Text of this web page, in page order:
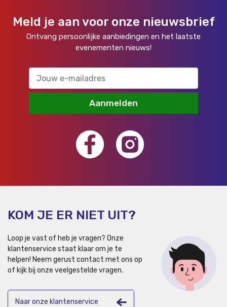
Meld je aan voor onze nieuwsbrief
Ontvang persoonlijke aanbiedingen en het laatste
evenementen nieuws!
Aanmelden
KOM JE ER NIET UIT?
Loop je vast of heb je vragen? Onze
klantenservice staat klaar om je te
helpen! Neem gerust contact met ons op
of kijk bij onze veelgestelde vragen.
Naar onze klantenservice